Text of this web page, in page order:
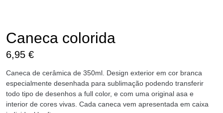
Caneca colorida
6,95 €
Caneca de cerâmica de 350ml. Design exterior em cor branca
especialmente desenhada para sublimação podendo transferir
todo tipo de desenhos a full color, e com uma original asa e
interior de cores vivas. Cada caneca vem apresentada em caixa